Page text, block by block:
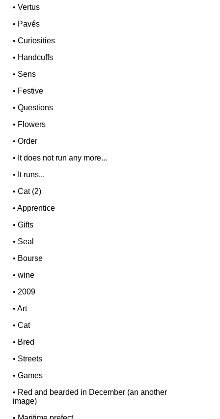
•Vertus
• Pavés
•Curiosities
• Handcuffs
• Sens
• Festive
•Questions
• Flowers
•Order
• It does not run any more...
• It runs...
•Cat (2)
•Apprentice
•Gifts
• Seal
• Bourse
•wine
• 2009
•Art
•Cat
• Bred
• Streets
•Games
• Red and bearded in December (an another
image)